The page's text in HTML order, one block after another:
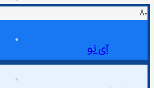
آی نو